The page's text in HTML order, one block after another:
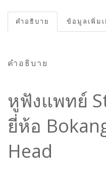
คำอธิบาย ข้อมูลเพิ่มเ
คำอธิบาย
หูฟังแพทย์
ยี่ห้อ
Head